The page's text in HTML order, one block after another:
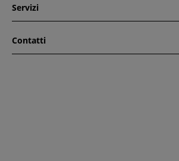
Servizi
Contatti